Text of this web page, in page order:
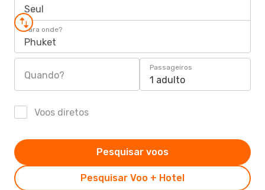
Seul
Para onde?
Phuket
Quando?
Passageiros
1 adulto
Voos diretos
Pesquisar Voo + Hotel
Pesquisar voos